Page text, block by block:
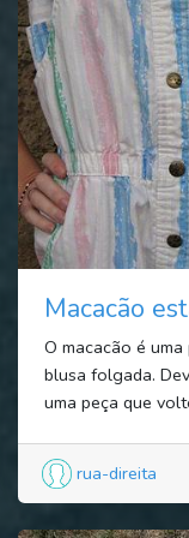
Macacão
O macacão é
blusa folgada.
uma peça que
rua-direita